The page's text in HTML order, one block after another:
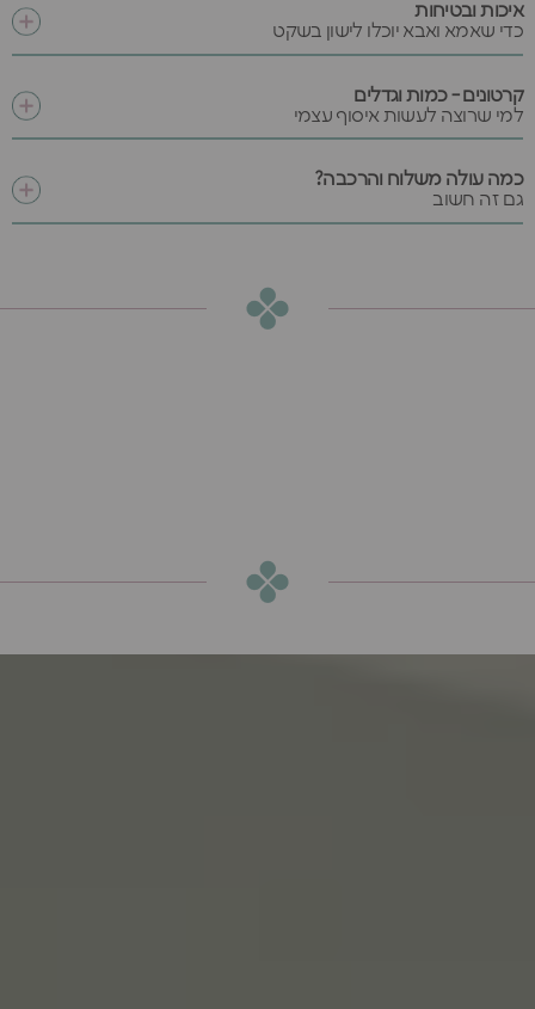
איכות ובטיחות
כדי שאמא ואבא יוכלו לישון בשקט
קרטונים - כמות וגדלים
למי שרוצה לעשות איסוף עצמי
כמה עולה משלוח והרכבה?
גם זה חשוב